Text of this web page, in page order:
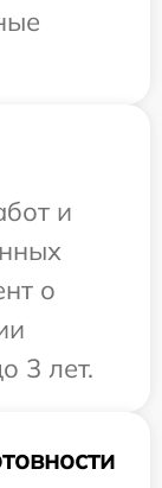
и
о
3 лет.